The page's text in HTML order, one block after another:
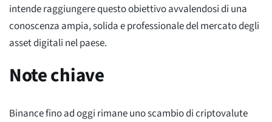
intende raggiungere questo obiettivo avvalendosi di una
conoscenza ampia, solida e professionale del mercato degli
asset digitali nel paese.
Note chiave
Binance fino ad oggi rimane uno scambio di criptovalute